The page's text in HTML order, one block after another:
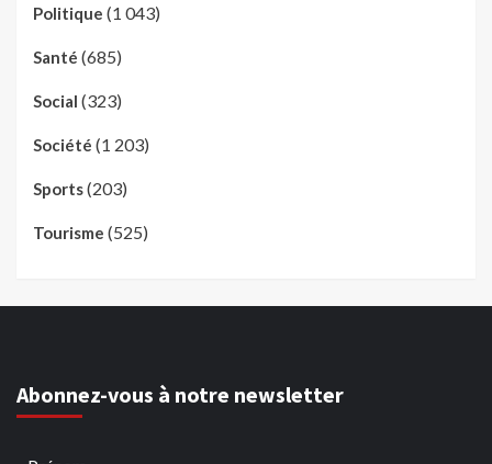
Politique (1 043)
Santé (685)
Social (323)
Société (1 203)
Sports(203)
Tourisme (525)
Abonnez-vous à notre newsletter